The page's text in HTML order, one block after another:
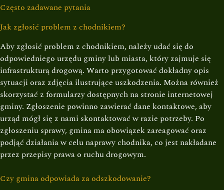
Często zadawane pytania
Jak zgłosić problem z chodnikiem?
Aby zgłosić problem z chodnikiem, należy udać się do
odpowiedniego urzędu gminy lub miasta, który zajmuje się
infrastrukturą drogową. Warto przygotować dokładny opis
sytuacji oraz zdjęcia ilustrujące uszkodzenia. Można również
skorzystać z formularzy dostępnych na stronie internetowej
gminy. Zgłoszenie powinno zawierać dane kontaktowe, aby
urząd mógł się z nami skontaktować w razie potrzeby. Po
zgłoszeniu sprawy, gmina ma obowiązek zareagować oraz
podjąć działania w celu naprawy chodnika, co jest nakładane
przez przepisy prawa o ruchu drogowym.
Czy gmina odpowiada za odszkodowanie?